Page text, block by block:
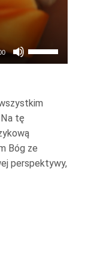
Używaj
strzałek
góry
do
dołu
aby
tę
Bóg ze
perspektywy,